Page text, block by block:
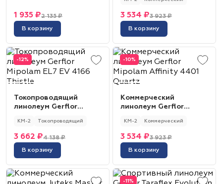
2 135 ₽
1 935 ₽
В корзину
Amethyst
3 923 ₽
3 534 ₽
В корзину
-12%
Токопроводящий
линолеум Gerflor
Thistle
КМ-2 Токопроводящий
4 138 ₽
3 662 ₽
В корзину
-10%
Коммерческий
линолеум Gerflor
Quartz
КМ-2 Коммерческий
3 923 ₽
3 534 ₽
В корзину
-11%